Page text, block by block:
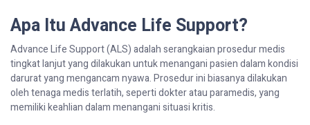
Apa Itu Advance Life Support?
Advance Life Support (ALS) adalah serangkaian prosedur medis
tingkat lanjut yang dilakukan untuk menangani pasien dalam kondisi
darurat yang mengancam nyawa. Prosedur ini biasanya dilakukan
oleh tenaga medis terlatih, seperti dokter atau paramedis, yang
memiliki keahlian dalam menangani situasi kritis.